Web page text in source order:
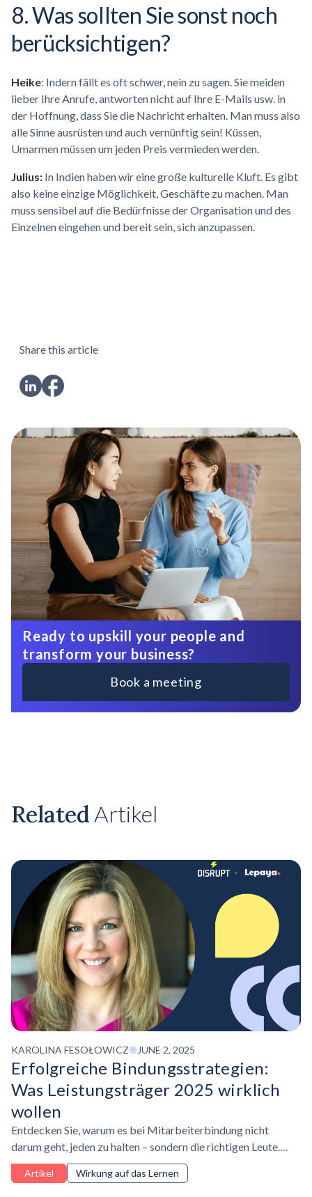
8. Was sollten Sie sonst noch
berücksichtigen?
Heike: Indern fällt es oft schwer, nein zu sagen. Sie meiden
lieber Ihre Anrufe, antworten nicht auf Ihre E-Mails usw. in
der Hoffnung, dass Sie die Nachricht erhalten. Man muss also
alle Sinne ausrüsten und auch vernünftig sein! Küssen,
Umarmen müssen um jeden Preis vermieden werden.
Julius: In Indien haben wir eine große kulturelle Kluft. Es gibt
also keine einzige Möglichkeit, Geschäfte zu machen. Man
muss sensibel auf die Bedürfnisse der Organisation und des
Einzelnen eingehen und bereit sein, sich anzupassen.
Share this article
Ready to upskill your people and
transform your business?
Book a meeting
RelatedArtikel
KAROLINA FESOŁOWICZ JUNE 2, 2025
Erfolgreiche Bindungsstrategien:
Was Leistungsträger 2025 wirklich
wollen
Entdecken Sie, warum es bei Mitarbeiterbindung nicht
darum geht, jeden zu halten – sondern die richtigen Leute.
Erfahren Sie mehr über Jennifer McClures
menschenzentrierte Strategien zur Bindung von Top-
Artikel Wirkung auf das Lernen